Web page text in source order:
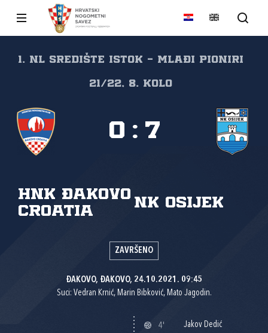
1. NL Središte Istok - Mlađi pioniri
21/22, 8. kolo
HNK Đakovo
Croatia
NK Osijek
0 : 7
ZAVRŠENO
ĐAKOVO, ĐAKOVO, 24.10.2021. 09:45
Suci: Vedran Krnić, Marin Bibković, Mato Jagodin.
4'
Jakov Dedić